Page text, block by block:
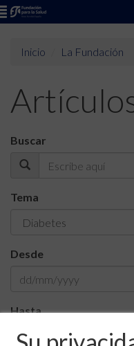
Inicio La Fundación
Buscar
Tema
Desde
Hasta